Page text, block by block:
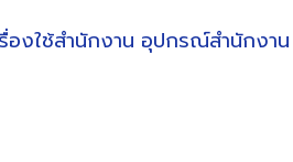
องใช้สำนักงาน อุปกรณ์สำนักงาน